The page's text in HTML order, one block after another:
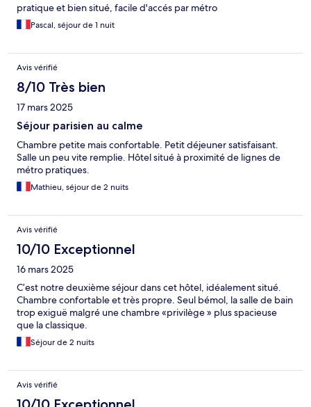
pratique et bien situé, facile d'accés par métro
Pascal, séjour de 1 nuit
Avis vérifié
8/10 Très bien
17 mars 2025
Séjour parisien au calme
Chambre petite mais confortable. Petit déjeuner satisfaisant.
Salle un peu vite remplie. Hôtel situé à proximité de lignes de
métro pratiques.
Mathieu, séjour de 2 nuits
Avis vérifié
10/10 Exceptionnel
16 mars 2025
C’est notre deuxième séjour dans cet hôtel, idéalement situé.
Chambre confortable et très propre. Seul bémol, la salle de bain
trop exiguë malgré une chambre «privilège » plus spacieuse
que la classique.
Séjour de 2 nuits
Avis vérifié